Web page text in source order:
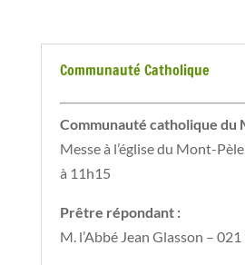
Communauté Catholique
Communauté catholique du
Messe à l’église du Mont-
à 11h15
Prêtre répondant :
M. l’Abbé Jean Glasson –